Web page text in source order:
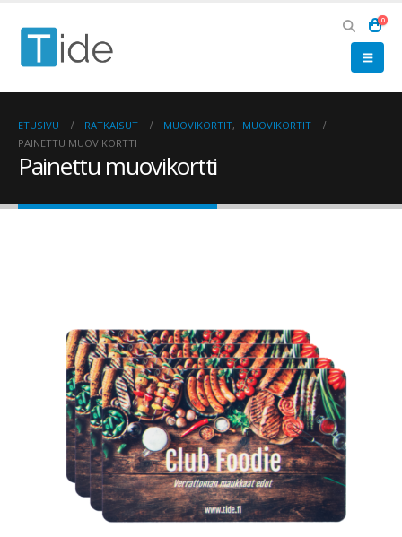
0
ETUSIVU RATKAISUT MUOVIKORTIT,
MUOVIKORTIT
PAINETTU MUOVIKORTTI
Painettu muovikortti